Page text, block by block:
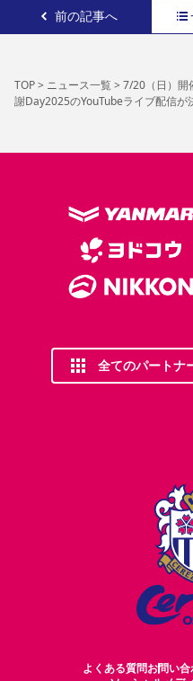
前の記事へ
TOP> ニュース一覧> 7/20（日）開
謝Day2025のYouTubeライブ配信が
全てのパートナ
よくある質問お問い